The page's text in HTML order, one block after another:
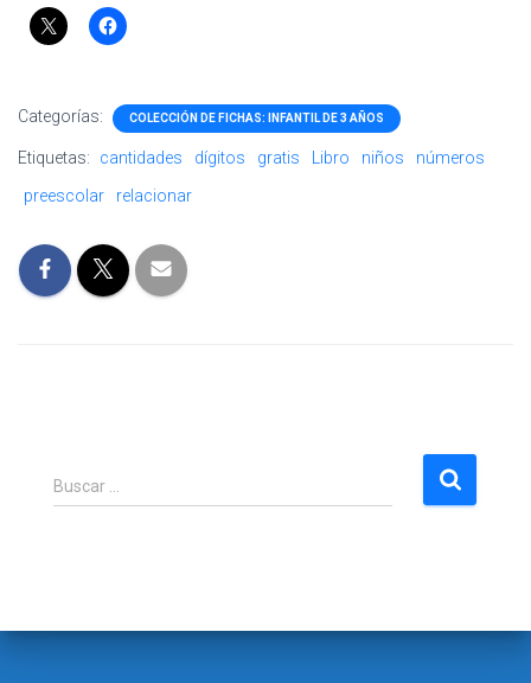
Categorías: COLECCIÓN DE FICHAS: INFANTIL DE 3 AÑOS
Etiquetas: cantidades dígitos gratis Libro niños
números
preescolar
relacionar
B
u
:
Buscar …